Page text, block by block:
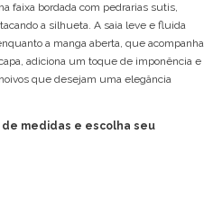
faixa bordada com pedrarias sutis,
a silhueta. A saia leve e fluida
a manga aberta, que acompanha
adiciona um toque de imponência e
que desejam uma elegância
de medidas e escolha seu